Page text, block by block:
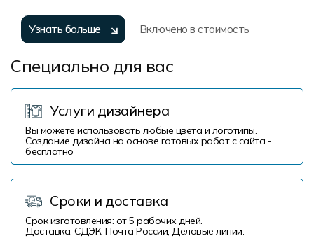
Узнать больше Включено в стоимость
Специально для вас
Услуги дизайнера
Вы можете использовать любые цвета и логотипы.
Создание дизайна на основе готовых работ с сайта -
бесплатно
Сроки и доставка
Срок изготовления: от 5 рабочих дней.
Доставка: СДЭК, Почта России, Деловые линии.